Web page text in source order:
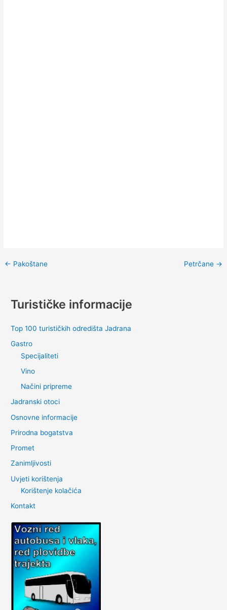
← Pakoštane Petrčane →
Turističke informacije
Top 100 turističkih odredišta Jadrana
Gastro
Specijaliteti
Vino
Načini pripreme
Jadranski otoci
Osnovne informacije
Prirodna bogatstva
Promet
Zanimljivosti
Uvjeti korištenja
Korištenje kolačića
Kontakt